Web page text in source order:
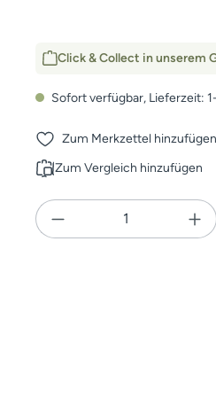
Click & Collect in unserem
Sofort verfügbar, Lieferzeit:
Zum Merkzettel hinzufügen
Zum Vergleich hinzufügen
Produkt Anzahl: